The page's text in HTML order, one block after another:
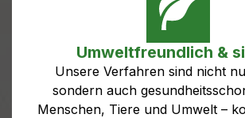
Umweltfreundlich &
Unsere Verfahren sind nicht
sondern auch
Menschen, Tiere und Umwelt –